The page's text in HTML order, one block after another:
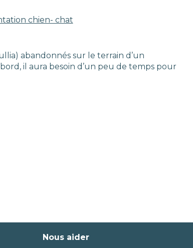
chien- chat
abandonnés sur le terrain d’un
il aura besoin d’un peu de temps pour
Nous aider